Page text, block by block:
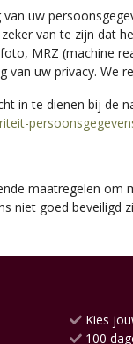
uw
van te zijn dat
MRZ (machine
uw privacy. We
in te dienen bij de
maatregelen
niet goed
Kies
100